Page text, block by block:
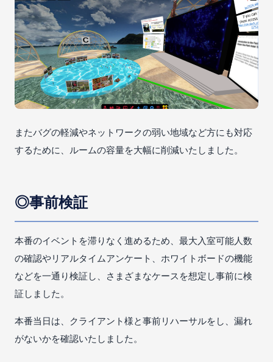
またバグの軽減やネットワークの弱い地域など方にも対応
するために、ルームの容量を大幅に削減いたしました。
◎事前検証
本番のイベントを滞りなく進めるため、最大入室可能人数
の確認やリアルタイムアンケート、ホワイトボードの機能
などを一通り検証し、さまざまなケースを想定し事前に検
証しました。
本番当日は、クライアント様と事前リハーサルをし、漏れ
がないかを確認いたしました。